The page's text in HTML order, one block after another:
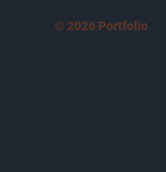
© 2026 Portfolio